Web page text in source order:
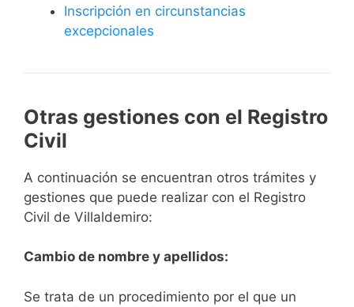
Inscripción en circunstancias
excepcionales
Otras gestiones con el Registro
Civil
A continuación se encuentran otros trámites y
gestiones que puede realizar con el Registro
Civil de Villaldemiro:
Cambio de nombre y apellidos:
Se trata de un procedimiento por el que un